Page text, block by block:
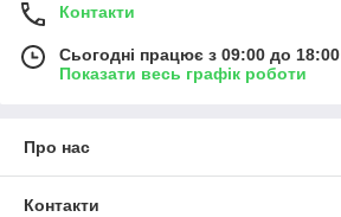
Контакти
Сьогодні працює з 09:00 до 18:00
Показати весь графік роботи
Про нас
Контакти